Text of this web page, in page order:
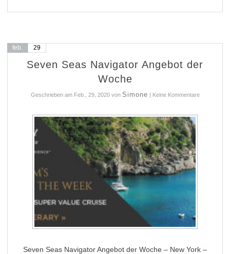
feb. 29
Seven Seas Navigator Angebot der
Woche
Geschrieben am Feb., 29, 2020 von Simone | Keine Kommentare
Seven Seas Navigator Angebot der Woche – New York –